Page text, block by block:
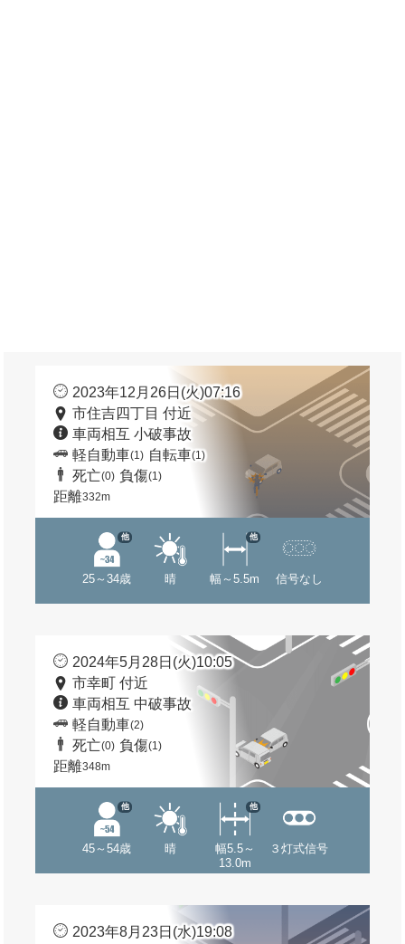
2023年12月26日(火)07:16
市住吉四丁目 付近
車両相互 小破事故
軽自動車(1) 自転車(1)
死亡(0) 負傷(1)
距離332m
25～34歳
他
晴 幅～5.5m
他
信号なし
2024年5月28日(火)10:05
市幸町 付近
車両相互 中破事故
軽自動車(2)
死亡(0) 負傷(1)
距離348m
45～54歳
他
晴
幅5.5～
13.0m
他
３灯式信号
2023年8月23日(水)19:08